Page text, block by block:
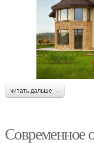
читать дальше →
Современное